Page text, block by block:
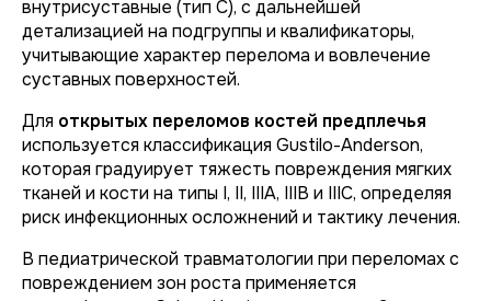
внутрисуставные (тип С), с дальнейшей
детализацией на подгруппы и квалификаторы,
учитывающие характер перелома и вовлечение
суставных поверхностей.
Для открытых переломов костей предплечья
используется классификация Gustilo-Anderson,
которая градуирует тяжесть повреждения мягких
тканей и кости на типы I, II, IIIA, IIIB и IIIC, определяя
риск инфекционных осложнений и тактику лечения.
В педиатрической травматологии при переломах с
повреждением зон роста применяется